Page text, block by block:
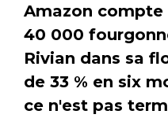
Amazon
40 000
Rivian dans sa
de 33 % en six
ce n'est pas